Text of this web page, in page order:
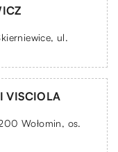
ul.
VISCIOLA
Wołomin, os.